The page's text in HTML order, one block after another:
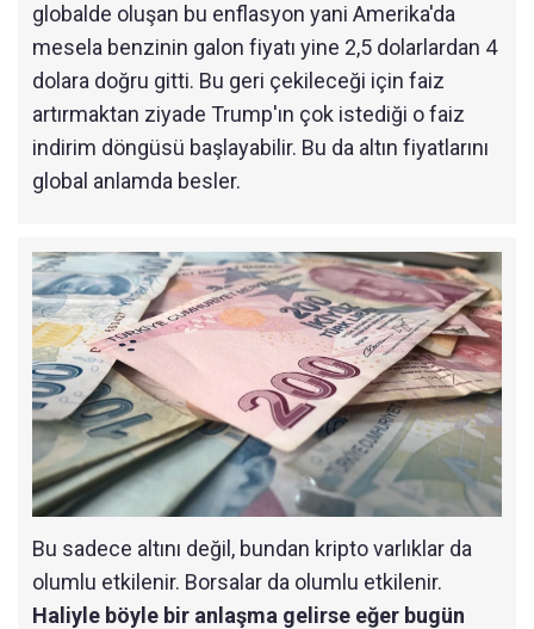
globalde oluşan bu enflasyon yani Amerika'da
mesela benzinin galon fiyatı yine 2,5 dolarlardan 4
dolara doğru gitti. Bu geri çekileceği için faiz
artırmaktan ziyade Trump'ın çok istediği o faiz
indirim döngüsü başlayabilir. Bu da altın fiyatlarını
global anlamda besler.
Bu sadece altını değil, bundan kripto varlıklar da
olumlu etkilenir. Borsalar da olumlu etkilenir.
Haliyle böyle bir anlaşma gelirse eğer bugün